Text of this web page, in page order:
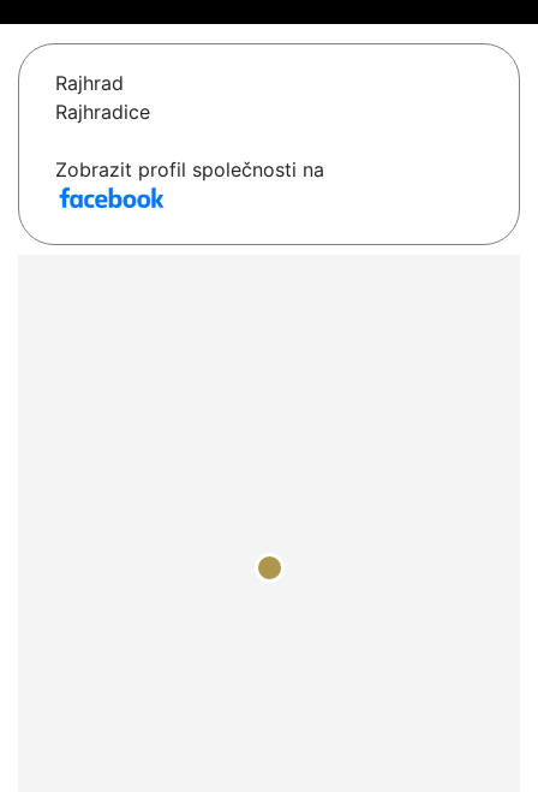
Rajhrad
Rajhradice
Zobrazit profil společnosti na